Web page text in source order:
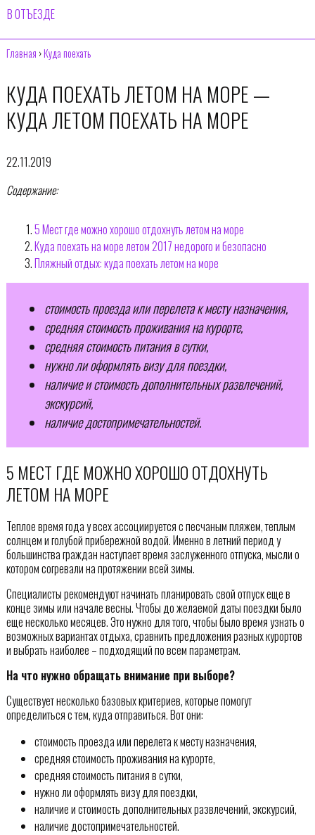
В ОТЪЕЗДЕ
Главная ›Куда поехать
КУДА ПОЕХАТЬ ЛЕТОМ НА МОРЕ —
КУДА ЛЕТОМ ПОЕХАТЬ НА МОРЕ
22.11.2019
Содержание:
5 Мест где можно хорошо отдохнуть летом на море
Куда поехать на море летом 2017 недорого и безопасно
Пляжный отдых: куда поехать летом на море
стоимость проезда или перелета к месту назначения,
средняя стоимость проживания на курорте,
средняя стоимость питания в сутки,
нужно ли оформлять визу для поездки,
наличие и стоимость дополнительных развлечений,
экскурсий,
наличие достопримечательностей.
5 МЕСТ ГДЕ МОЖНО ХОРОШО ОТДОХНУТЬ
ЛЕТОМ НА МОРЕ
Теплое время года у всех ассоциируется с песчаным пляжем, теплым
солнцем и голубой прибережной водой. Именно в летний период у
большинства граждан наступает время заслуженного отпуска, мысли о
котором согревали на протяжении всей зимы.
Специалисты рекомендуют начинать планировать свой отпуск еще в
конце зимы или начале весны. Чтобы до желаемой даты поездки было
еще несколько месяцев. Это нужно для того, чтобы было время узнать о
возможных вариантах отдыха, сравнить предложения разных курортов
и выбрать наиболее – подходящий по всем параметрам.
На что нужно обращать внимание при выборе?
Существует несколько базовых критериев, которые помогут
определиться с тем, куда отправиться. Вот они:
стоимость проезда или перелета к месту назначения,
средняя стоимость проживания на курорте,
средняя стоимость питания в сутки,
нужно ли оформлять визу для поездки,
наличие и стоимость дополнительных развлечений, экскурсий,
наличие достопримечательностей.